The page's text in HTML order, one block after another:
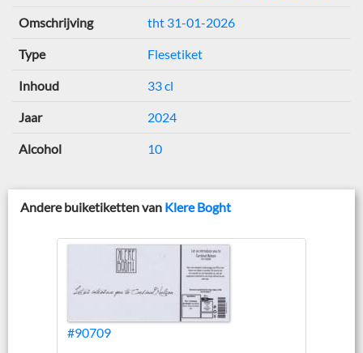
Omschrijving tht 31-01-2026
Type Flesetiket
Inhoud 33 cl
Jaar 2024
Alcohol 10
Andere buiketiketten van Klere Boght
#90709